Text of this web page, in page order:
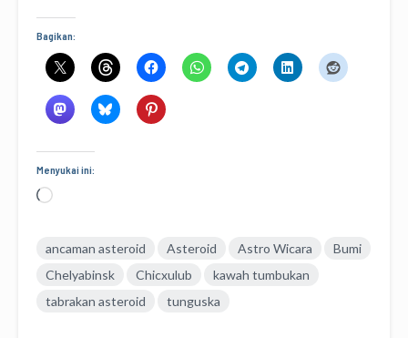
Bagikan:
Menyukai ini:
Memuat...
ancaman asteroid Asteroid Astro Wicara
Bumi
Chelyabinsk
Chicxulub
kawah tumbukan
tabrakan asteroid
tunguska